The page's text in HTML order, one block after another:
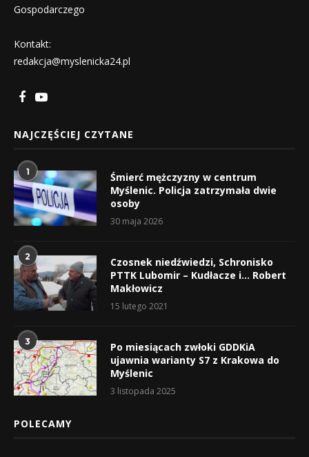
Gospodarczego
Kontakt:
redakcja@myslenicka24.pl
NAJCZĘŚCIEJ CZYTANE
1
Śmierć mężczyzny w centrum
Myślenic. Policja zatrzymała dwie
osoby
30 maja 2026
2
Czosnek niedźwiedzi, Schronisko
PTTK Lubomir – Kudłacze i… Robert
Makłowicz
15 lutego 2021
3
Po miesiącach zwłoki GDDKiA
ujawnia warianty S7 z Krakowa do
Myślenic
3 listopada 2025
POLECAMY